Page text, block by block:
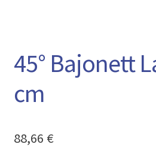
45° Bajonett
cm
88,66 €